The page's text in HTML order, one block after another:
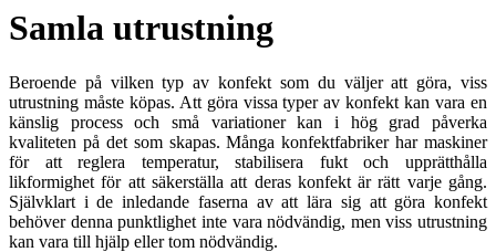
Samla utrustning
Beroende på vilken typ av konfekt som du väljer att göra, viss
utrustning måste köpas. Att göra vissa typer av konfekt kan vara en
känslig process och små variationer kan i hög grad påverka
kvaliteten på det som skapas. Många konfektfabriker har maskiner
för att reglera temperatur, stabilisera fukt och upprätthålla
likformighet för att säkerställa att deras konfekt är rätt varje gång.
Självklart i de inledande faserna av att lära sig att göra konfekt
behöver denna punktlighet inte vara nödvändig, men viss utrustning
kan vara till hjälp eller tom nödvändig.